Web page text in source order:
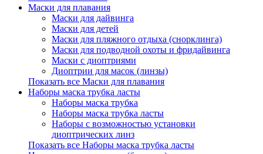
Маски для плавания
Маски для дайвинга
Маски для детей
Маски для пляжного отдыха (снорклинга)
Маски для подводной охоты и фридайвинга
Маски с диоптриями
Диоптрии для масок (линзы)
Показать все Маски для плавания
Наборы маска трубка ласты
Наборы маска трубка
Наборы маска трубка ласты
Наборы с возможностью установки
диоптрических линз
Показать все Наборы маска трубка ласты